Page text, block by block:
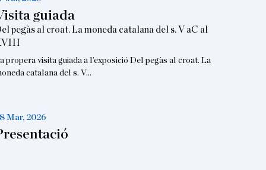
guiada
pegàs al croat. La moneda catalana del s. V aC al
propera visita guiada a l’exposició Del pegàs al croat. La
catalana del s. V…
Mar, 2026